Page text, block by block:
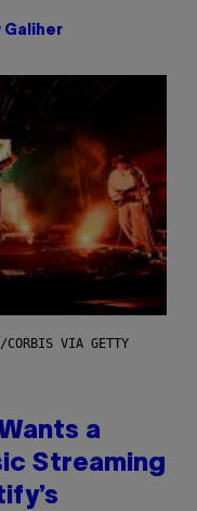
Galiher
CORBIS VIA GETTY
a
Streaming